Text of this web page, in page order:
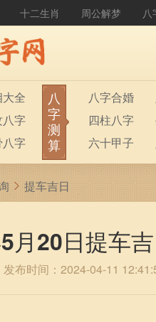
十二生肖 周公解梦 八
全
字
字
八
字
测
算
八字合婚
四柱八字
六十甲子
提车吉日
月20日提车
发布时间：2024-04-11